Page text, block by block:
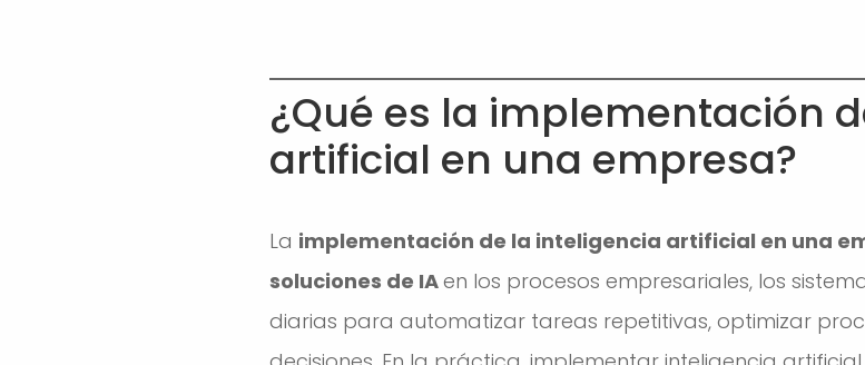
¿Qué es la implementación
artificial en una empresa?
La implementación de la inteligencia artificial en una
soluciones de IAen los procesos empresariales, los
diarias para automatizar tareas repetitivas, optimizar